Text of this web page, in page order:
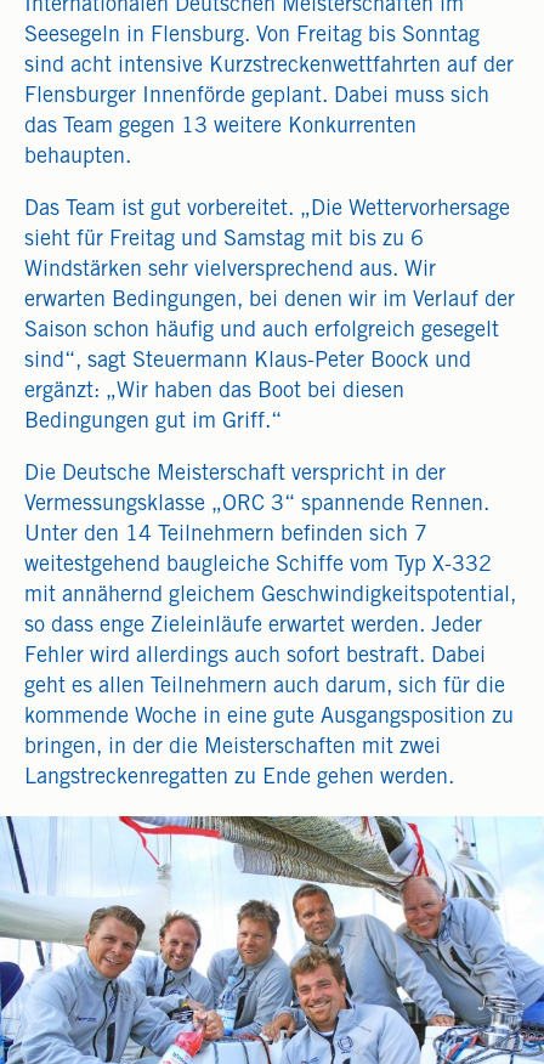
Internationalen Deutschen Meisterschaften im
Seesegeln in Flensburg. Von Freitag bis Sonntag
sind acht intensive Kurzstreckenwettfahrten auf der
Flensburger Innenförde geplant. Dabei muss sich
das Team gegen 13 weitere Konkurrenten
behaupten.
Das Team ist gut vorbereitet. „Die Wettervorhersage
sieht für Freitag und Samstag mit bis zu 6
Windstärken sehr vielversprechend aus. Wir
erwarten Bedingungen, bei denen wir im Verlauf der
Saison schon häufig und auch erfolgreich gesegelt
sind“, sagt Steuermann Klaus-Peter Boock und
ergänzt: „Wir haben das Boot bei diesen
Bedingungen gut im Griff.“
Die Deutsche Meisterschaft verspricht in der
Vermessungsklasse „ORC 3“ spannende Rennen.
Unter den 14 Teilnehmern befinden sich 7
weitestgehend baugleiche Schiffe vom Typ X-332
mit annähernd gleichem Geschwindigkeitspotential,
so dass enge Zieleinläufe erwartet werden. Jeder
Fehler wird allerdings auch sofort bestraft. Dabei
geht es allen Teilnehmern auch darum, sich für die
kommende Woche in eine gute Ausgangsposition zu
bringen, in der die Meisterschaften mit zwei
Langstreckenregatten zu Ende gehen werden.